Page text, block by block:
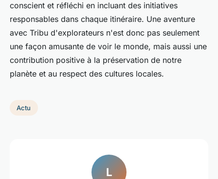
conscient et réfléchi en incluant des initiatives
responsables dans chaque itinéraire. Une aventure
avec Tribu d'explorateurs n'est donc pas seulement
une façon amusante de voir le monde, mais aussi une
contribution positive à la préservation de notre
planète et au respect des cultures locales.
Actu
L